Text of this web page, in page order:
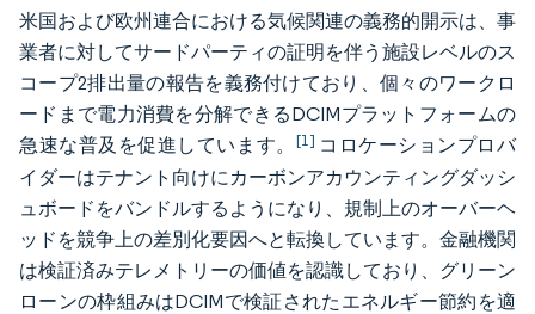
米国および欧州連合における気候関連の義務的開示は、事
業者に対してサードパーティの証明を伴う施設レベルのス
コープ2排出量の報告を義務付けており、個々のワークロ
ードまで電力消費を分解できるDCIMプラットフォームの
急速な普及を促進しています。 [1] コロケーションプロバ
イダーはテナント向けにカーボンアカウンティングダッシ
ュボードをバンドルするようになり、規制上のオーバーヘ
ッドを競争上の差別化要因へと転換しています。金融機関
は検証済みテレメトリーの価値を認識しており、グリーン
ローンの枠組みはDCIMで検証されたエネルギー節約を適